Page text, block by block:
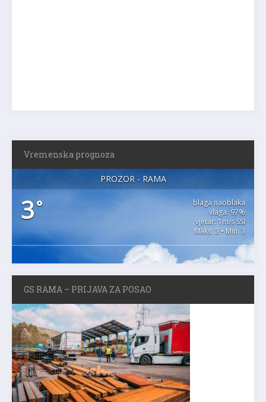
Vremenska prognoza
PROZOR - RAMA
3°
blaga naoblaka
vlaga: 97%
vjetar: 1m/s SSI
Maks. 3 • Min. 3
GS RAMA – PRIJAVA ZA POSAO